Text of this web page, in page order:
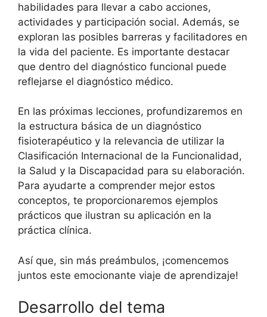
habilidades para llevar a cabo acciones,
actividades y participación social. Además, se
exploran las posibles barreras y facilitadores en
la vida del paciente. Es importante destacar
que dentro del diagnóstico funcional puede
reflejarse el diagnóstico médico.
En las próximas lecciones, profundizaremos en
la estructura básica de un diagnóstico
fisioterapéutico y la relevancia de utilizar la
Clasificación Internacional de la Funcionalidad,
la Salud y la Discapacidad para su elaboración.
Para ayudarte a comprender mejor estos
conceptos, te proporcionaremos ejemplos
prácticos que ilustran su aplicación en la
práctica clínica.
Así que, sin más preámbulos, ¡comencemos
juntos este emocionante viaje de aprendizaje!
Desarrollo del tema